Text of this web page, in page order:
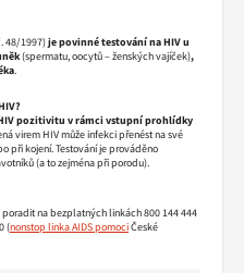
48/1997)je povinné testování na HIV u
(spermatu, oocytů – ženských vajíček),
.
pozitivitu v rámci vstupní prohlídky
virem HIV může infekci přenést na své
při kojení. Testování je prováděno
(a to zejména při porodu).
na bezplatných linkách 800 144 444
(nonstop linka AIDS pomociČeské